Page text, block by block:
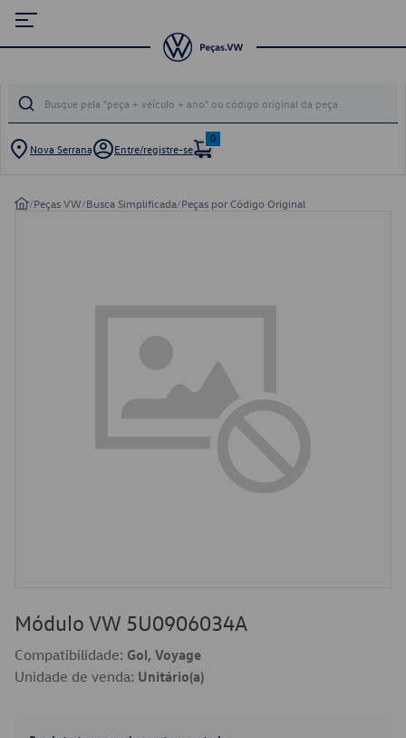
Nova Serrana Entre/registre-se
0
/Peças VW/Busca Simplificada/Peças por Código Original
Módulo VW 5U0906034A
Compatibilidade: Gol, Voyage
Unidade de venda: Unitário(a)